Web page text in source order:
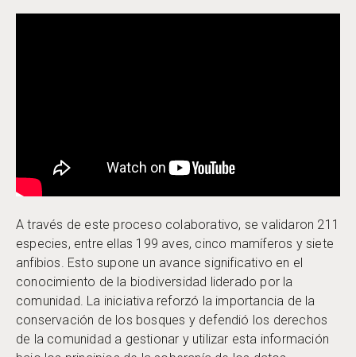
A través de este proceso colaborativo, se validaron 211
especies, entre ellas 199 aves, cinco mamíferos y siete
anfibios. Esto supone un avance significativo en el
conocimiento de la biodiversidad liderado por la
comunidad. La iniciativa reforzó la importancia de la
conservación de los bosques y defendió los derechos
de la comunidad a gestionar y utilizar esta información